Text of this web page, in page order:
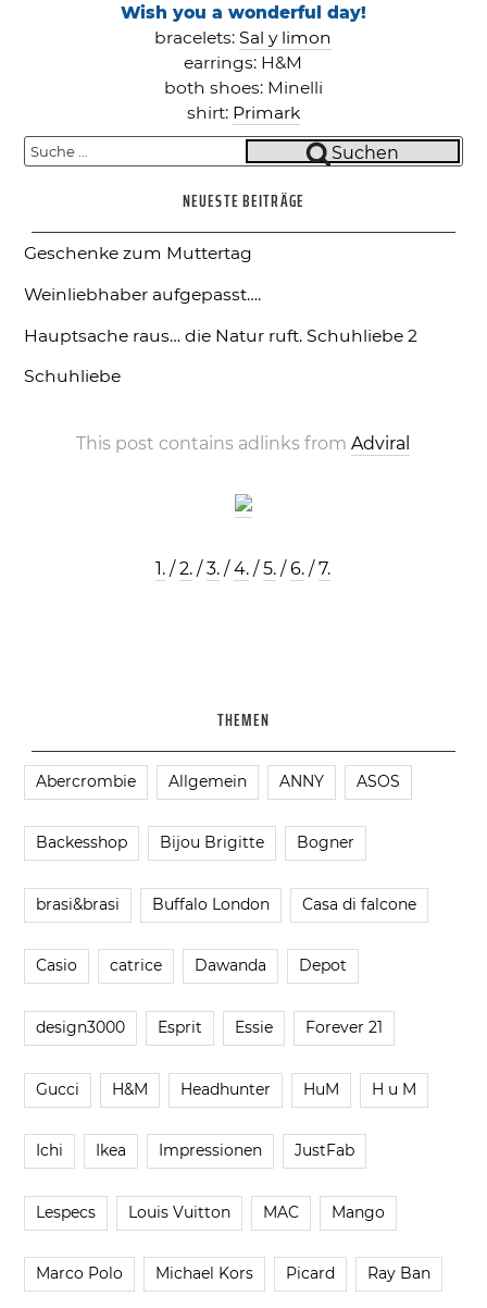
Wish you a wonderful day!
bracelets:Sal y limon
earrings: H&M
both shoes: Minelli
shirt: Primark
Suche
Suchen
NEUESTE BEITRÄGE
Geschenke zum Muttertag
Weinliebhaber aufgepasst….
Hauptsache raus… die Natur ruft. Schuhliebe 2
Schuhliebe
This post contains adlinks fromAdviral
1. /2. /3. /4. /5. /6. /7.
THEMEN
Abercrombie Allgemein ANNY ASOS
Backesshop Bijou Brigitte Bogner
brasi&brasi Buffalo London Casa di falcone
Casio catrice Dawanda Depot
design3000 Esprit Essie Forever 21
Gucci H&M Headhunter HuM H u M
Ichi Ikea Impressionen JustFab
Lespecs Louis Vuitton MAC Mango
Marco Polo Michael Kors Picard Ray Ban